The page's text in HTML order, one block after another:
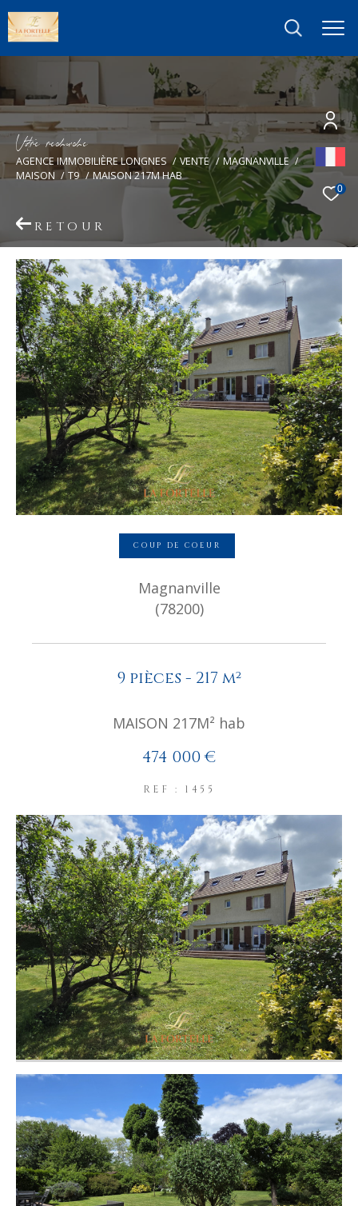
0
Vore recece
AGENCE IMMOBILIÈRE LONGNES VENTE
MAGNANVILLE
MAISON
T9 MAISON 217M HAB
RETOUR
COUP DE COEUR
Magnanville
(78200)
9 pièces - 217 m²
MAISON 217M² hab
474 000 €
REF : 1455